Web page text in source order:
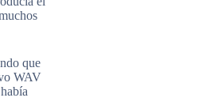
que
WAV